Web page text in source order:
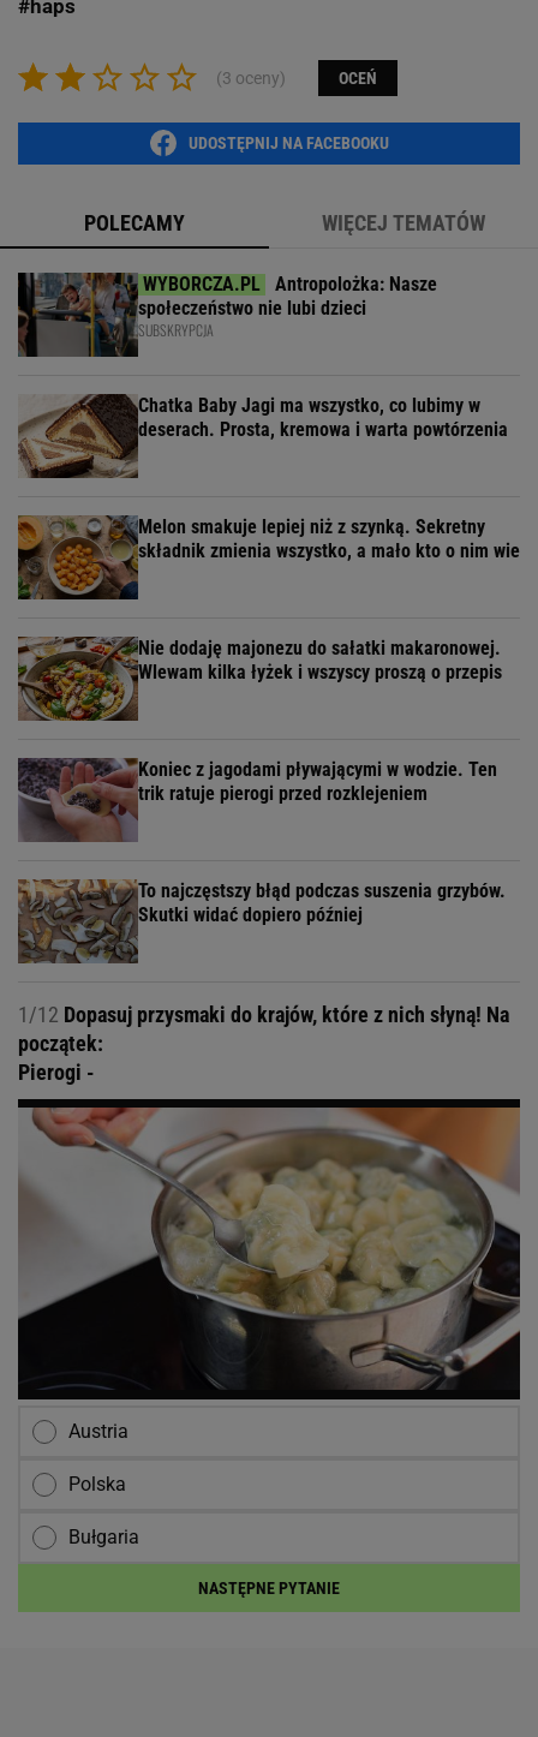
#haps
(3 oceny) OCEŃ
UDOSTĘPNIJ NA FACEBOOKU
POLECAMY WIĘCEJ TEMATÓW
Antropolożka: Nasze
społeczeństwo nie lubi dzieci
SUBSKRYPCJA
Chatka Baby Jagi ma wszystko, co lubimy w
deserach. Prosta, kremowa i warta powtórzenia
Melon smakuje lepiej niż z szynką. Sekretny
składnik zmienia wszystko, a mało kto o nim wie
Nie dodaję majonezu do sałatki makaronowej.
Wlewam kilka łyżek i wszyscy proszą o przepis
Koniec z jagodami pływającymi w wodzie. Ten
trik ratuje pierogi przed rozklejeniem
To najczęstszy błąd podczas suszenia grzybów.
Skutki widać dopiero później
1/12 Dopasuj przysmaki do krajów, które z nich słyną! Na
początek:
Pierogi -
Austria
Polska
Bułgaria
NASTĘPNE PYTANIE